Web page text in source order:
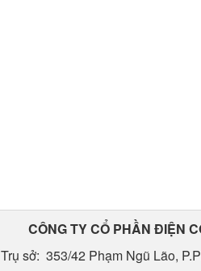
CÔNG TY CỔ PHẦN ĐIỆN
Trụ sở: 353/42 Phạm Ngũ Lão,